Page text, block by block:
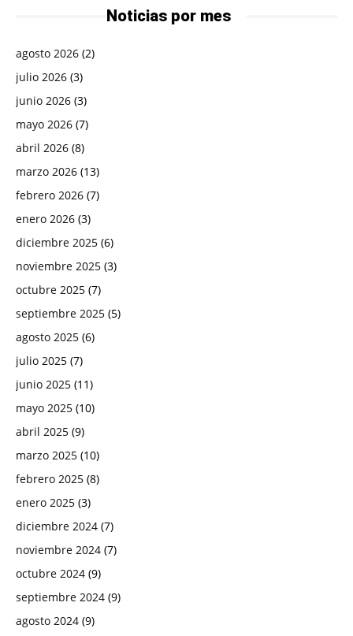
Noticias por mes
agosto 2026 (2)
julio 2026 (3)
junio 2026 (3)
mayo 2026 (7)
abril 2026 (8)
marzo 2026 (13)
febrero 2026 (7)
enero 2026 (3)
diciembre 2025 (6)
noviembre 2025 (3)
octubre 2025 (7)
septiembre 2025 (5)
agosto 2025 (6)
julio 2025 (7)
junio 2025 (11)
mayo 2025 (10)
abril 2025 (9)
marzo 2025 (10)
febrero 2025 (8)
enero 2025 (3)
diciembre 2024 (7)
noviembre 2024 (7)
octubre 2024 (9)
septiembre 2024 (9)
agosto 2024 (9)